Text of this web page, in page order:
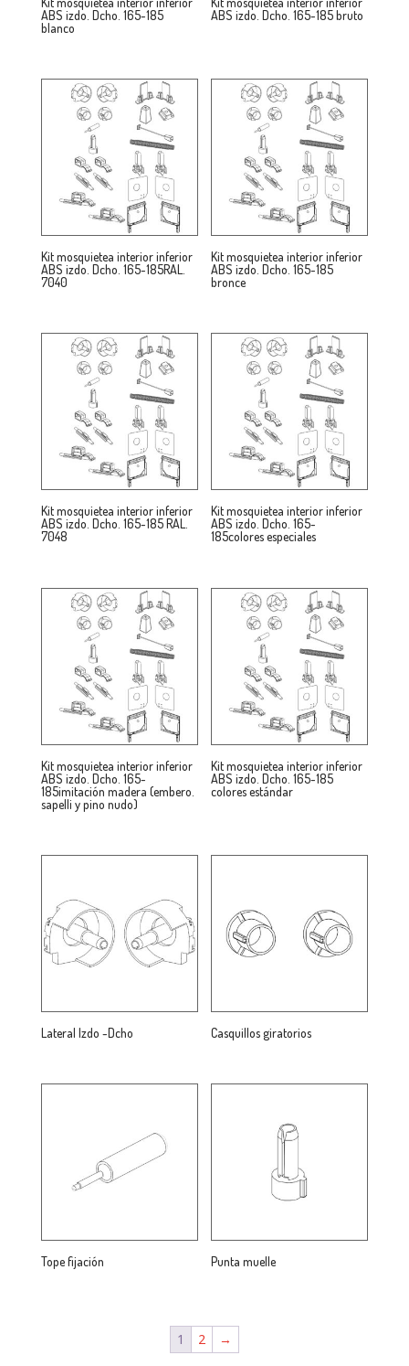
ABS izdo. Dcho. 165-185
blanco
ABS izdo. Dcho. 165-185 bruto
Kit mosquietea interior inferior
ABS izdo. Dcho. 165-185RAL.
7040
Kit mosquietea interior inferior
ABS izdo. Dcho. 165-185
bronce
Kit mosquietea interior inferior
ABS izdo. Dcho. 165-185 RAL.
7048
Kit mosquietea interior inferior
ABS izdo. Dcho. 165-
185colores especiales
Kit mosquietea interior inferior
ABS izdo. Dcho. 165-
185imitación madera (embero.
sapelli y pino nudo)
Kit mosquietea interior inferior
ABS izdo. Dcho. 165-185
colores estándar
Lateral Izdo -Dcho Casquillos giratorios
Tope fijación Punta muelle
1 2 →